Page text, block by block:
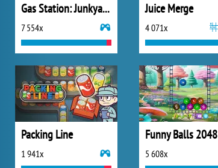
Gas Station: Junkyard Tycoon
7 554x
Juice Merge
4 071x
Packing Line
1 941x
Funny Balls 2048
5 608x